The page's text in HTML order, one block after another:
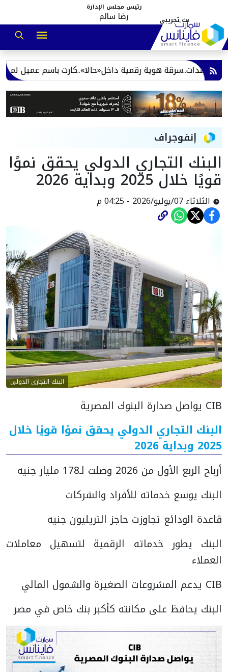
رئيس مجلس الإدارة
رضا سالم
هوية رقمية داخل«حالا»..كارت باسم عميل لم
إنفوجراف
البنك التجاري الدولي يحقق نموًا
قويًا خلال 2025 وبداية 2026
الثلاثاء 07/يوليو/2026 - 04:25 م
البنك التجاري الدولي
CIB يواصل صدارة البنوك المصرية
البنك التجاري الدولي يحقق نموًا قويًا خلال
2025 وبداية 2026
أرباح الربع الأول من 2026 وصلت لـ178 مليار جنيه
البنك يوسع خدماته للأفراد والشركات
قاعدة الودائع تجاوزت حاجز التريليون جنيه
البنك يطور خدماته الرقمية لتسهيل معاملات
العملاء
CIB يدعم المشروعات الصغيرة والشمول المالي
البنك يحافظ على مكانته كأكبر بنك خاص في مصر